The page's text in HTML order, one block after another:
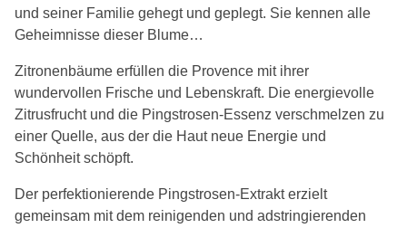
und seiner Familie gehegt und geplegt. Sie kennen alle
Geheimnisse dieser Blume…
Zitronenbäume erfüllen die Provence mit ihrer
wundervollen Frische und Lebenskraft. Die energievolle
Zitrusfrucht und die Pingstrosen-Essenz verschmelzen zu
einer Quelle, aus der die Haut neue Energie und
Schönheit schöpft.
Der perfektionierende Pingstrosen-Extrakt erzielt
gemeinsam mit dem reinigenden und adstringierenden